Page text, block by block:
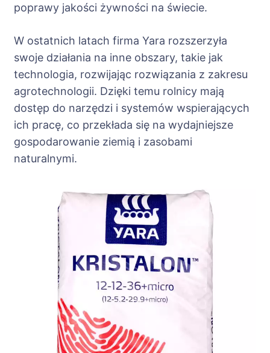
poprawy jakości żywności na świecie.
W ostatnich latach firma Yara rozszerzyła
swoje działania na inne obszary, takie jak
technologia, rozwijając rozwiązania z zakresu
agrotechnologii. Dzięki temu rolnicy mają
dostęp do narzędzi i systemów wspierających
ich pracę, co przekłada się na wydajniejsze
gospodarowanie ziemią i zasobami
naturalnymi.